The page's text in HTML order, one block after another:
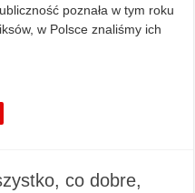
poznała w tym roku
w Polsce znaliśmy ich
co dobre,